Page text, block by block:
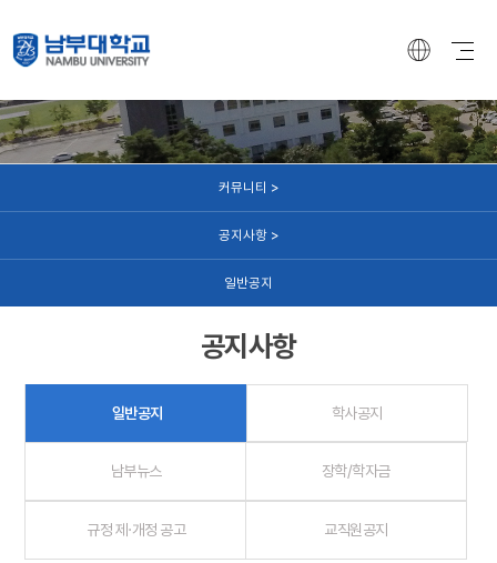
커뮤니티 >
공지사항 >
일반공지
공지사항
일반공지 학사공지
남부뉴스 장학/학자금
규정 제·개정 공고 교직원공지